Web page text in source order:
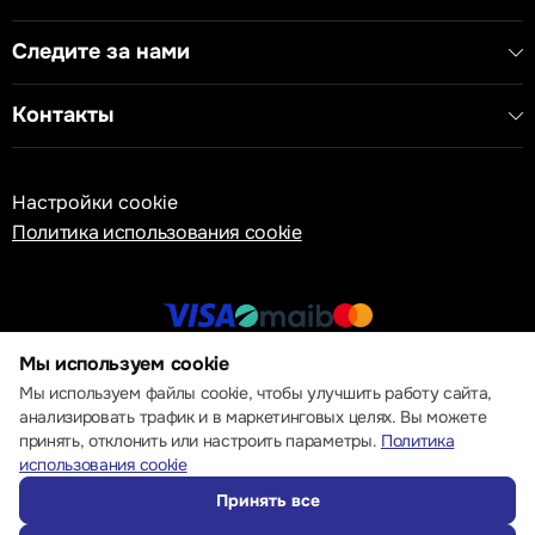
Следите за нами
Контакты
Настройки cookie
Политика использования cookie
© 2013 – 2026 ECOM
Мы используем cookie
Мы используем файлы cookie, чтобы улучшить работу сайта,
анализировать трафик и в маркетинговых целях. Вы можете
принять, отклонить или настроить параметры. Политика
использования cookie
Принять все